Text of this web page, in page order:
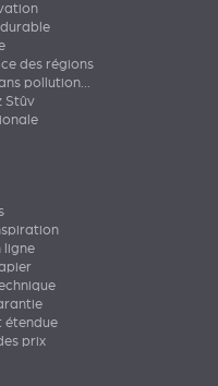
des régions
pollution...
Stûv
ligne
étendue
prix